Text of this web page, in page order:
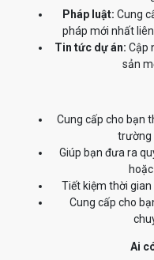
Pháp luật: Cung
pháp mới nhất
Tin tức dự án: Cập
sản
Cung cấp cho bạn
trường
Giúp bạn đưa ra
Tiết kiệm thời
Cung cấp cho
Ai